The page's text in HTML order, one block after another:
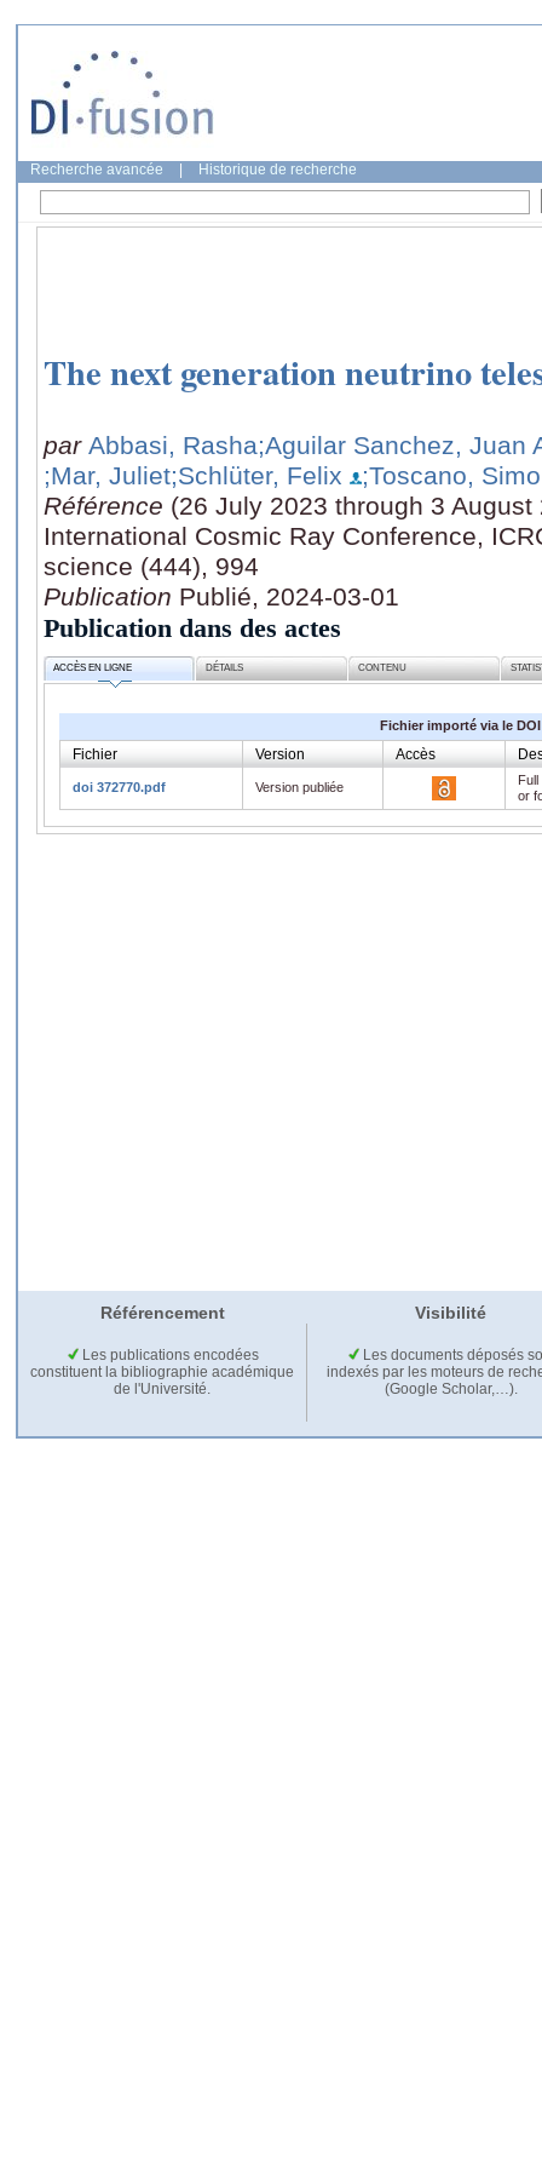
Recherche avancée Historique de recherche
The next generation neutrino
par Abbasi, Rasha;Aguilar Sanchez, Juan
;Mar, Juliet;Schlüter, Felix
;Toscano,
Référence (26 July 2023 through 3
International Cosmic Ray Conference,
science (444), 994
Publication Publié, 2024-03-01
Publication dans des actes
ACCÈS EN LIGNE DÉTAILS CONTENU
Fichier importé via le DOI
Fichier Version Accès
doi 372770.pdf Version publiée
or
Référencement Visibilité
Les publications encodées
constituent la bibliographie académique
de l'Université.
Les documents déposés
indexés par les moteurs de
(Google Scholar,…).